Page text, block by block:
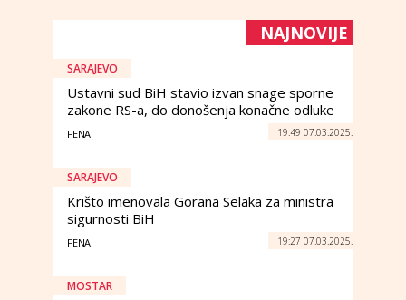
NAJNOVIJE
SARAJEVO
Ustavni sud BiH stavio izvan snage sporne
zakone RS-a, do donošenja konačne odluke
FENA 19:49 07.03.2025.
SARAJEVO
Krišto imenovala Gorana Selaka za ministra
sigurnosti BiH
FENA 19:27 07.03.2025.
MOSTAR